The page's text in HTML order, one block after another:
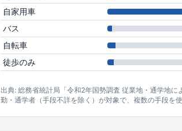
自家用車
バス
自転車
徒歩のみ
出典: 総務省統計局「令和2年国勢調査 従業地・通学地
勤・通学者（手段不詳を除く）が対象で、複数の手段を